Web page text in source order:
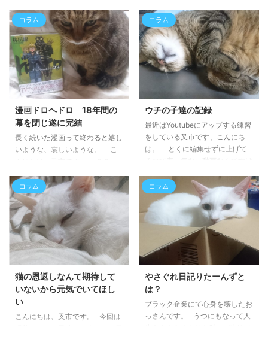
るけどお湯注ぐだけで作れるとか
素晴らしい事なんですよね。 そ
んな久しぶりのコラム。 ＴＥ
ＲＡ ＰＳ４ ＰＵＢＧコラボ
何やらＰＵＧＥとコラボしていた
ＴＥＲＡ ＰＳ４。叉市はこのＰ
ＵＧＥとやらにとても疎いので
APEX何とか？とか物凄い流行っ
てたのは知ってましたけ ...
う、夜中に電話してくるくらいだ
から深刻じゃなかったのだろうか
と心配になりますよね。翌日聞い
たら本当に大したことない内容だ
ったんですけど(笑)。 その時の
本人には居ても立っても居られな
い程だったんだろうなぁ。そんな
のお話。 ライドンキングで ...
コラム
漫画ドロヘドロ 18年間の
幕を閉じ遂に完結
長く続いた漫画って終わると嬉し
いような、哀しいような。 こ
と丁度良い感じなのかなぁ。長く
続いたのに未完になるのが一番辛
いですよね…。 今回は危うかっ
たけどキチンと終わった漫画のお
話です。 ドロヘドロってどん
な漫画？ 分類的にはダークファ
ンタジーになるかと。 ドロヘド
代風な世界感なのですが、普通 ...
コラム
ウチの子達の記録
最近はYoutubeにアップする練習
をしている叉市です、こんにち
は。 とくに編集せずに上げて
イ動画にしたいものですが、いつ
になることやら(今やれ) ものは
試しの猫動画１ 喧嘩しそうでし
ない
https://www.youtube.com/watc
h?v=ROPXZfi_3o4 途中派手に頭
ぶん殴る音が入ってます(笑)見ど
...
コラム
猫の恩返しなんて期待して
いないから元気でいてほし
い
こんにちは、叉市です。 今回は
コラム
やさぐれ日記りたーんずと
は？
ブラック企業にて心身を壊したお
っさんです。 うつにもなって人